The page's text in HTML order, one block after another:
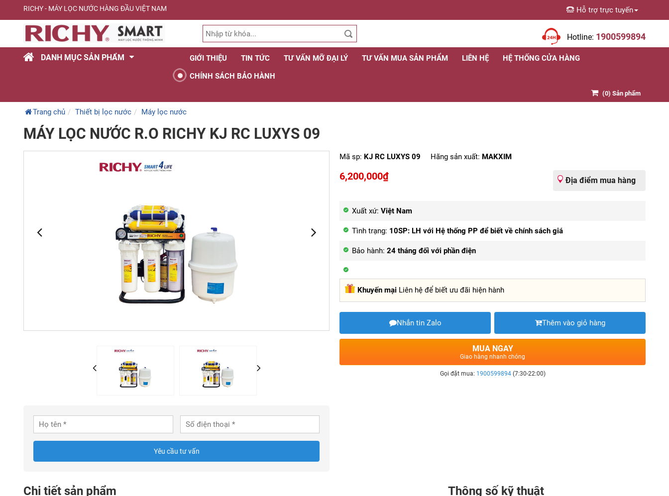
RICHY - MÁY LỌC NƯỚC HÀNG ĐẦU VIỆT NAM Hỗ trợ trực tuyến
Hotline: 1900599894
DANH MỤC SẢN PHẨM GIỚI THIỆU TIN TỨC TƯ VẤN MỠ ĐẠI LÝ TƯ VẤN MUA SẢN PHẨM LIÊN HỆ
HỆ THỐNG CỬA HÀNG
CHÍNH SÁCH BẢO HÀNH
(0) Sản phẩm
Trang chủ Thiết bị lọc nước Máy lọc nước
MÁY LỌC NƯỚC R.O RICHY KJ RC LUXYS 09
Yêu cầu tư vấn
Mã sp: KJ RC LUXYS 09 Hãng sản xuất: MAKXIM
6,200,000₫ Địa điểm mua hàng
Xuất xứ: Việt Nam
Tình trạng: 10SP: LH với Hệ thống PP để biết về chính sách giá
Bảo hành: 24 tháng đối với phần điện
Khuyến mại Liên hệ để biết ưu đãi hiện hành
Nhắn tin Zalo Thêm vào giỏ hàng
MUA NGAY
Giao hàng nhanh chóng
Gọi đặt mua: 1900599894(7:30-22:00)
Chi tiết sản phẩm Thông số kỹ thuật